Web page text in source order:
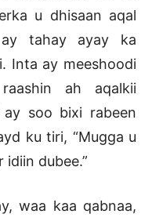
u dhisaan aqal
ay tahay ayay ka
Inta ay meeshoodi
ah aqalkii
ay soo bixi rabeen
ku tiri, “Mugga u
idiin dubee.”
waa kaa qabnaa,